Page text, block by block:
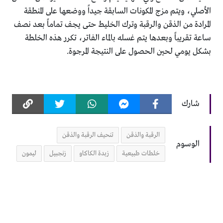
الأصلي، ويتم مزج المكونات السابقة جيداً ووضعها على المنطقة
المرادة من الذقن والرقبة وترك الخليط حتى يجف تماماً بعد نصف
ساعة تقريباً وبعدها يتم غسله بالماء الفاتر، تكرر هذه الخلطة
بشكل يومي لحين الحصول على النتيجة المرجوة.
شارك
الوسوم
الرقبة والذقن تنحيف الرقبة والذقن
خلطات طبيعية زبدة الكاكاو زنجبيل ليمون